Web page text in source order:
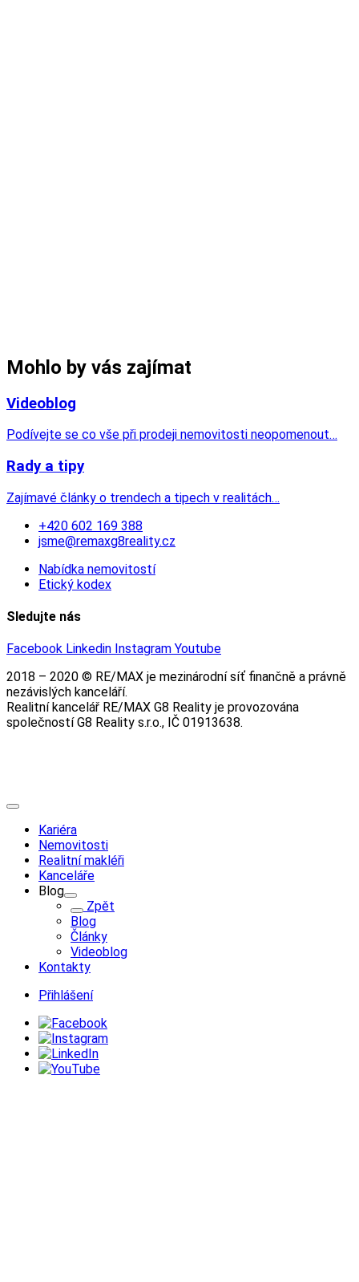
Mohlo by vás zajímat
Videoblog
Podívejte se co vše při prodeji nemovitosti neopomenout…
Rady a tipy
Zajímavé články o trendech a tipech v realitách…
+420 602 169 388
jsme@remaxg8reality.cz
Nabídka nemovitostí
Etický kodex
Sledujte nás
Facebook Linkedin Instagram Youtube
2018 – 2020 © RE/MAX je mezinárodní síť finančně a právně
nezávislých kanceláří.
Realitní kancelář RE/MAX G8 Reality je provozována
společností G8 Reality s.r.o., IČ 01913638.
Kariéra
Nemovitosti
Realitní makléři
Kanceláře
Blog
Zpět
Blog
Články
Videoblog
Kontakty
Přihlášení